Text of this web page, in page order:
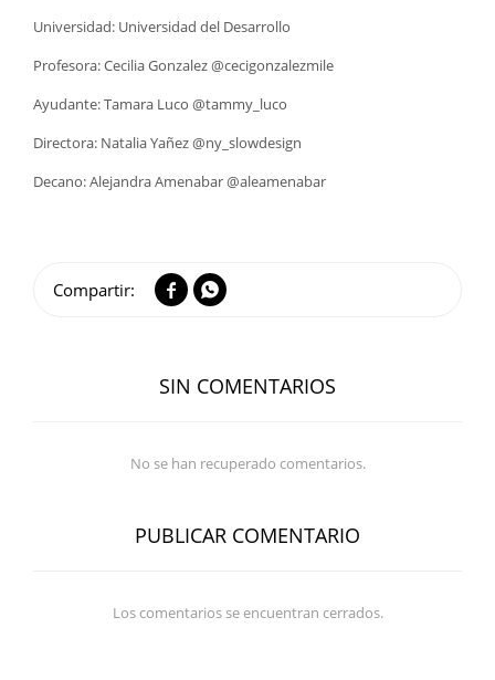
Universidad: Universidad del Desarrollo
Profesora: Cecilia Gonzalez @cecigonzalezmile
Ayudante: Tamara Luco @tammy_luco
Directora: Natalia Yañez @ny_slowdesign
Decano: Alejandra Amenabar @aleamenabar
 
SIN COMENTARIOS
No se han recuperado comentarios.
PUBLICAR COMENTARIO
Los comentarios se encuentran cerrados.